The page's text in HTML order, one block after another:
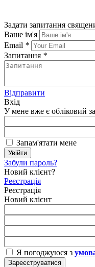
Задати запитання
Ваше ім'я
Email *
Запитання *
Відправити
Вхід
У мене вже є обліковий
Запам'ятати мене
Увійти
Забули пароль?
Новий клієнт?
Реєстрація
Реєстрація
Новий клієнт
Я погоджуюся з
Зареєструватися